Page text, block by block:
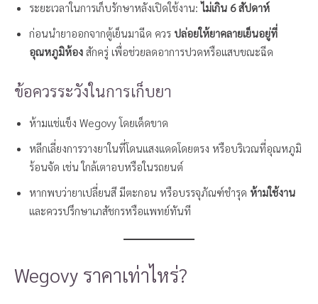
ระยะเวลาในการเก็บรักษาหลังเปิดใช้งาน:ไม่เกิน 6 สัปดาห์
ก่อนนำยาออกจากตู้เย็นมาฉีด ควร ปล่อยให้ยาคลายเย็นอยู่ที่
อุณหภูมิห้อง สักครู่ เพื่อช่วยลดอาการปวดหรือแสบขณะฉีด
ข้อควรระวังในการเก็บยา
ห้ามแช่แข็ง Wegovy โดยเด็ดขาด
หลีกเลี่ยงการวางยาในที่โดนแสงแดดโดยตรง หรือบริเวณที่อุณหภูมิ
ร้อนจัด เช่น ใกล้เตาอบหรือในรถยนต์
หากพบว่ายาเปลี่ยนสี มีตะกอน หรือบรรจุภัณฑ์ชำรุด ห้ามใช้งาน
และควรปรึกษาเภสัชกรหรือแพทย์ทันที
Wegovy ราคาเท่าไหร่?